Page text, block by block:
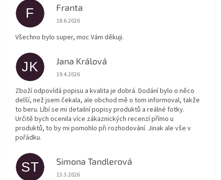
F Franta
Hodnocení obchodu je 5 z 5 hvězdiček.
18.6.2026
Všechno bylo super, moc Vám děkuji.
JK Jana Králová
Hodnocení obchodu je 5 z 5 hvězdiček.
19.4.2026
Zboží odpovídá popisu a kvalita je dobrá. Dodání bylo o něco
delší, než jsem čekala, ale obchod mě o tom informoval, takže
to beru. Líbí se mi detailní popisy produktů a reálné fotky.
Určitě bych ocenila více zákaznických recenzí přímo u
produktů, to by mi pomohlo při rozhodování. Jinak ale vše v
pořádku.
ST Simona Tandlerová
Hodnocení obchodu je 5 z 5 hvězdiček.
13.3.2026